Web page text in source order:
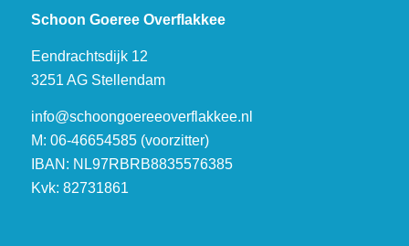
Schoon Goeree Overflakkee
Eendrachtsdijk 12
3251 AG Stellendam
info@schoongoereeoverflakkee.nl
M: 06-46654585 (voorzitter)
IBAN: NL97RBRB8835576385
Kvk: 82731861